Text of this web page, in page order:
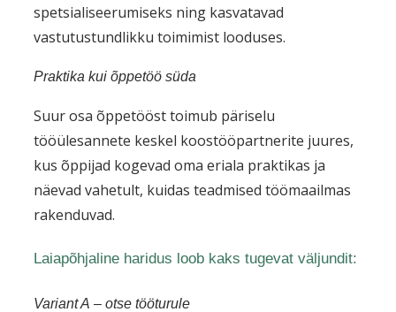
spetsialiseerumiseks ning kasvatavad
vastutustundlikku toimimist looduses.
Praktika kui õppetöö süda
Suur osa õppetööst toimub päriselu
tööülesannete keskel koostööpartnerite juures,
kus õppijad kogevad oma eriala praktikas ja
näevad vahetult, kuidas teadmised töömaailmas
rakenduvad.
Laiapõhjaline haridus loob kaks tugevat väljundit:
Variant A – otse tööturule